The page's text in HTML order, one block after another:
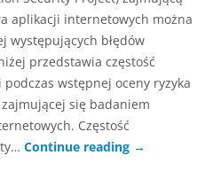
aplikacji internetowych można
występujących błędów
przedstawia częstość
wstępnej oceny ryzyka
się badaniem
Częstość
Continue reading →